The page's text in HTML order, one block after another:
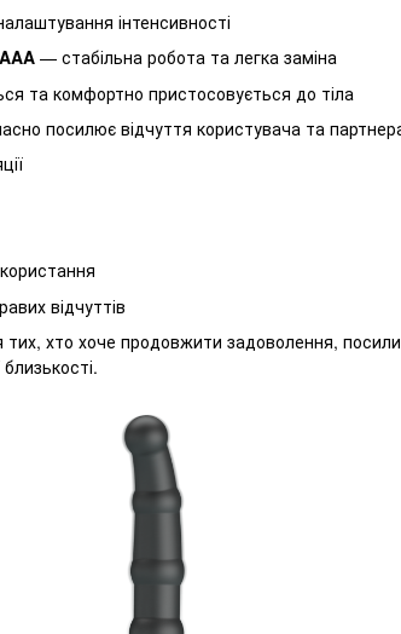
інтенсивності
— стабільна робота та легка заміна
та комфортно пристосовується до тіла
посилює відчуття користувача та
відчуттів
тих, хто хоче продовжити задоволення,